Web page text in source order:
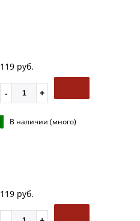
119 руб.
В наличии (много)
119 руб.